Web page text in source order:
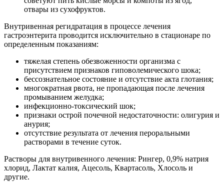
отвары из сухофруктов.
Внутривенная регидратация в процессе лечения
гастроэнтерита проводится исключительно в стационаре по
определенным показаниям:
тяжелая степень обезвоженности организма с
присутствием признаков гиповолемического шока;
бессознательное состояние и отсутствие акта глотания;
многократная рвота, не пропадающая после лечения
промыванием желудка;
инфекционно-токсический шок;
признаки острой почечной недостаточности: олигурия и
анурия;
отсутствие результата от лечения пероральными
растворами в течение суток.
Растворы для внутривенного лечения: Рингер, 0,9% натрия
хлорид, Лактат калия, Ацесоль, Квартасоль, Хлосоль и
другие.